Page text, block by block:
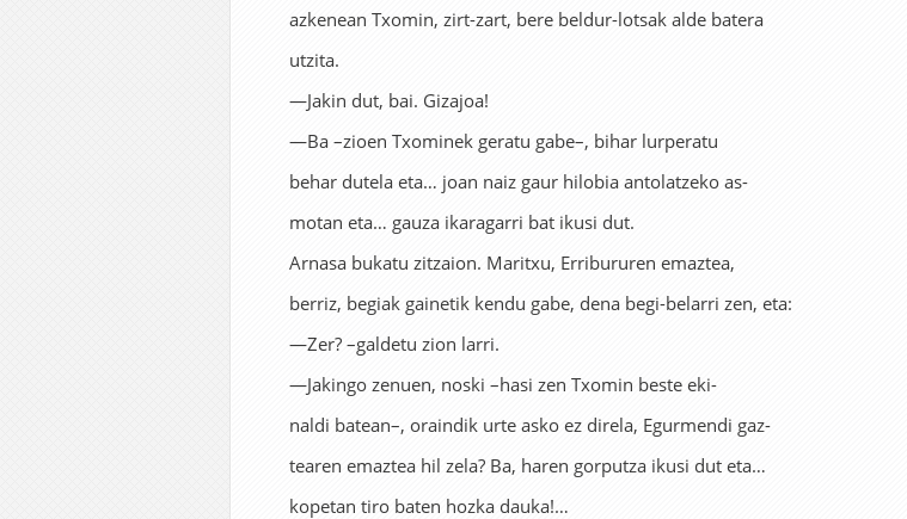
azkenean Txomin, zirt-zart, bere beldur-lotsak alde batera
utzita.
—Jakin dut, bai. Gizajoa!
—Ba –zioen Txominek geratu gabe–, bihar lurperatu
behar dutela eta… joan naiz gaur hilobia antolatzeko as-
motan eta… gauza ikaragarri bat ikusi dut.
Arnasa bukatu zitzaion. Maritxu, Erribururen emaztea,
berriz, begiak gainetik kendu gabe, dena begi-belarri zen, eta:
—Zer? –galdetu zion larri.
—Jakingo zenuen, noski –hasi zen Txomin beste eki-
naldi batean–, oraindik urte asko ez direla, Egurmendi gaz-
tearen emaztea hil zela? Ba, haren gorputza ikusi dut eta…
kopetan tiro baten hozka dauka!…